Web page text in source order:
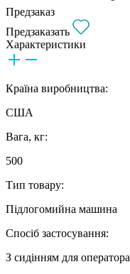
Предзаказ
Предзаказать
Характеристики
Країна виробництва:
США
Вага, кг:
500
Тип товару:
Підлогомийна машина
Спосіб застосування:
З сидінням для оператора